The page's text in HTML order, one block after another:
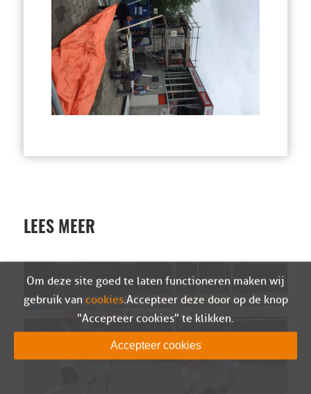
LEES MEER
Om deze site goed te laten functioneren maken wij
gebruik van cookies. Accepteer deze door op de knop
"Accepteer cookies" te klikken.
Accepteer cookies